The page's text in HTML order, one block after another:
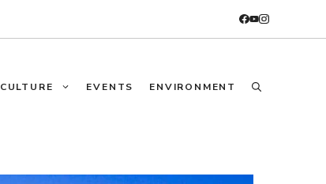
CULTURE EVENTS ENVIRONMENT